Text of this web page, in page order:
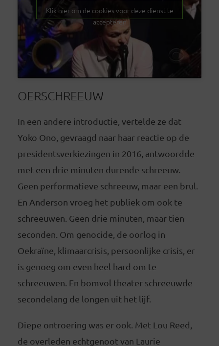
Klik hier om de cookies voor deze dienst te
accepteren
OERSCHREEUW
In een andere introductie, vertelde ze dat
Yoko Ono, gevraagd naar haar reactie op de
presidentsverkiezingen in 2016, antwoordde
met een drie minuten durende schreeuw.
Geen performatieve schreeuw, maar een brul.
En Anderson vroeg het publiek om ook te
schreeuwen. Geen drie minuten, maar tien
seconden. Om genocide, de oorlog in
Oekraïne, klimaarcrisis, persoonlijke crisis, er
is genoeg om even heel hard om te
schreeuwen. En bomvol theater schreeuwde
secondelang de longen uit het lijf.
Diepe ontroering was er ook. Met Lou Reed,
de overleden echtgenoot van Laurie